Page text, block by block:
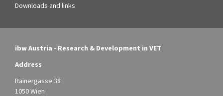
Downloads and links
ibw Austria - Research & Development in VET
Address
Rainergasse 38
1050 Wien